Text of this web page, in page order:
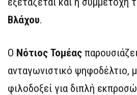
Βλάχου.
Ο Νότιος Τομέας
ανταγωνιστικό ψηφοδέλτιο,
φιλοδοξεί για διπλή